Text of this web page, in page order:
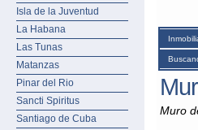
Isla de la Juventud
La Habana
Las Tunas
Matanzas
Pinar del Rio
Sancti Spiritus
Santiago de Cuba
Muro